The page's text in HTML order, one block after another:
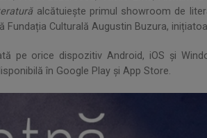
alcătuiește primul showroom de
Culturală Augustin Buzura,
pe orice dispozitiv Android, iOS și
în Google Play și App Store.